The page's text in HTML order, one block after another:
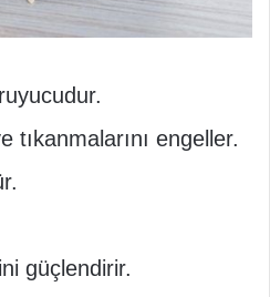
tıkanmalarını engeller.
güçlendirir.